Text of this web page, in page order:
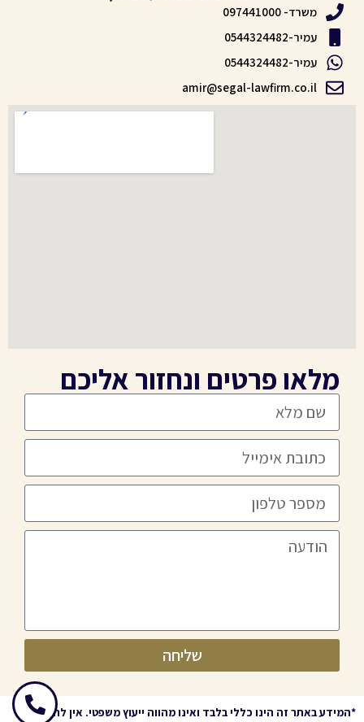
משרד- 097441000
עמיר-0544324482
עמיר-0544324482
amir@segal-lawfirm.co.il
מלאו פרטים ונחזור אליכם
שליחה
*המידע באתר זה הינו כללי בלבד ואינו מהווה ייעוץ משפטי. אין להסתמך